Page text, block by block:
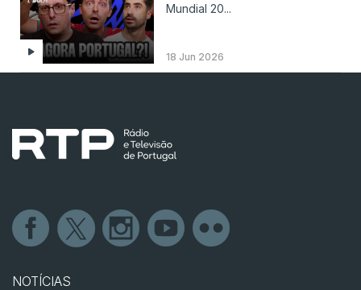
Mundial 20...
18 Jun 2026
NOTÍCIAS